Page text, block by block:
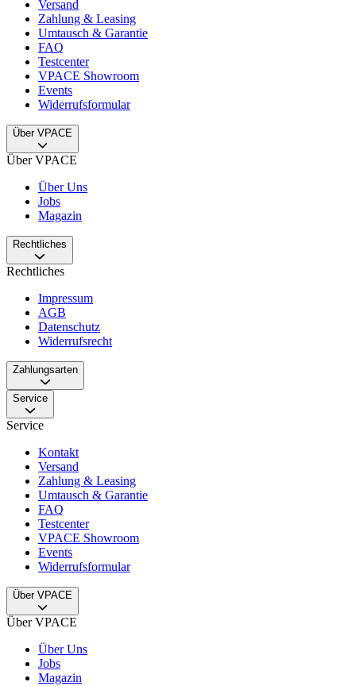
Versand
Zahlung & Leasing
Umtausch & Garantie
FAQ
Testcenter
VPACE Showroom
Events
Widerrufsformular
Über VPACE
Über VPACE
Über Uns
Jobs
Magazin
Rechtliches
Rechtliches
Impressum
AGB
Datenschutz
Widerrufsrecht
Zahlungsarten
Service
Service
Kontakt
Versand
Zahlung & Leasing
Umtausch & Garantie
FAQ
Testcenter
VPACE Showroom
Events
Widerrufsformular
Über VPACE
Über VPACE
Über Uns
Jobs
Magazin